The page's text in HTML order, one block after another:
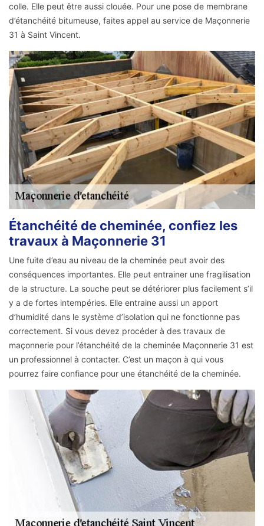
colle. Elle peut être aussi clouée. Pour une pose de membrane
d’étanchéité bitumeuse, faites appel au service de Maçonnerie
31 à Saint Vincent.
Étanchéité de cheminée, confiez les
travaux à Maçonnerie 31
Une fuite d’eau au niveau de la cheminée peut avoir des
conséquences importantes. Elle peut entrainer une fragilisation
de la structure. La souche peut se détériorer plus facilement s’il
y a de fortes intempéries. Elle entraine aussi un apport
d’humidité dans le système d’isolation qui ne fonctionne pas
correctement. Si vous devez procéder à des travaux de
maçonnerie pour l’étanchéité de la cheminée Maçonnerie 31 est
un professionnel à contacter. C’est un maçon à qui vous
pourrez faire confiance pour une étanchéité de la cheminée.